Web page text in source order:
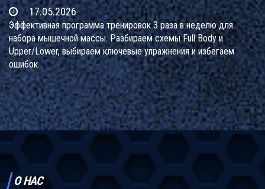
17.05.2026
Эффективная программа тренировок 3 раза в неделю для
набора мышечной массы. Разбираем схемы Full Body и
Upper/Lower, выбираем ключевые упражнения и избегаем
ошибок.
О НАС